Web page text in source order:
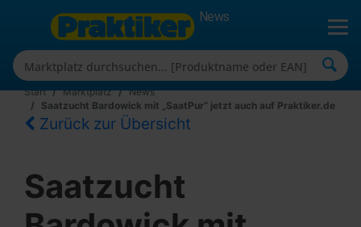
News
Start Marktplatz
News
Saatzucht Bardowick mit „SaatPur“ jetzt auch auf Praktiker.de
Zurück zur Übersicht
Saatzucht